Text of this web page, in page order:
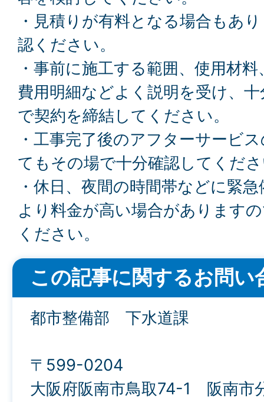
・見積りが有料となる場合もあ
認ください。
・事前に施工する範囲、使用材
費用明細などよく説明を受け、
で契約を締結してください。
・工事完了後のアフターサービ
てもその場で十分確認してくだ
・休日、夜間の時間帯などに緊
より料金が高い場合があります
ください。
この記事に関するお問い
都市整備部 下水道課
〒599-0204
大阪府阪南市鳥取74-1 阪南市